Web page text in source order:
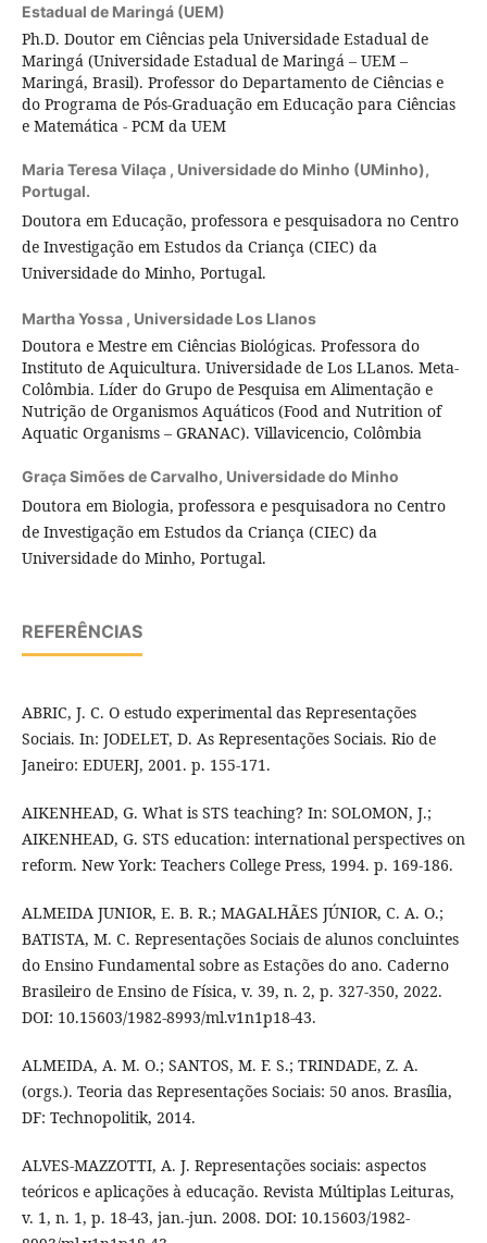
Estadual de Maringá (UEM)
Ph.D. Doutor em Ciências pela Universidade Estadual de
Maringá (Universidade Estadual de Maringá – UEM –
Maringá, Brasil). Professor do Departamento de Ciências e
do Programa de Pós-Graduação em Educação para Ciências
e Matemática - PCM da UEM
Maria Teresa Vilaça , Universidade do Minho (UMinho),
Portugal.
Doutora em Educação, professora e pesquisadora no Centro
de Investigação em Estudos da Criança (CIEC) da
Universidade do Minho, Portugal.
Martha Yossa , Universidade Los Llanos
Doutora e Mestre em Ciências Biológicas. Professora do
Instituto de Aquicultura. Universidade de Los LLanos. Meta-
Colômbia. Líder do Grupo de Pesquisa em Alimentação e
Nutrição de Organismos Aquáticos (Food and Nutrition of
Aquatic Organisms – GRANAC). Villavicencio, Colômbia
Graça Simões de Carvalho, Universidade do Minho
Doutora em Biologia, professora e pesquisadora no Centro
de Investigação em Estudos da Criança (CIEC) da
Universidade do Minho, Portugal.
REFERÊNCIAS
ABRIC, J. C. O estudo experimental das Representações
Sociais. In: JODELET, D. As Representações Sociais. Rio de
Janeiro: EDUERJ, 2001. p. 155-171.
AIKENHEAD, G. What is STS teaching? In: SOLOMON, J.;
AIKENHEAD, G. STS education: international perspectives on
reform. New York: Teachers College Press, 1994. p. 169-186.
ALMEIDA JUNIOR, E. B. R.; MAGALHÃES JÚNIOR, C. A. O.;
BATISTA, M. C. Representações Sociais de alunos concluintes
do Ensino Fundamental sobre as Estações do ano. Caderno
Brasileiro de Ensino de Física, v. 39, n. 2, p. 327-350, 2022.
DOI: 10.15603/1982-8993/ml.v1n1p18-43.
ALMEIDA, A. M. O.; SANTOS, M. F. S.; TRINDADE, Z. A.
(orgs.). Teoria das Representações Sociais: 50 anos. Brasília,
DF: Technopolitik, 2014.
ALVES-MAZZOTTI, A. J. Representações sociais: aspectos
teóricos e aplicações à educação. Revista Múltiplas Leituras,
v. 1, n. 1, p. 18-43, jan.-jun. 2008. DOI: 10.15603/1982-